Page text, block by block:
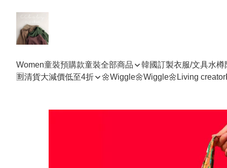
Women童裝預購款童裝全部商品
韓國訂製衣服/文具水樽
🈹清貨大減價低至4折
🌼Wiggle🌼Wiggle🌼 Living creator